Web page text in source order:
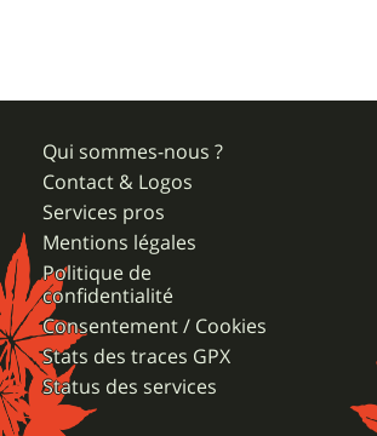
Qui sommes-nous ?
Contact & Logos
Services pros
Mentions légales
Politique de
confidentialité
Consentement / Cookies
Stats des traces GPX
Status des services